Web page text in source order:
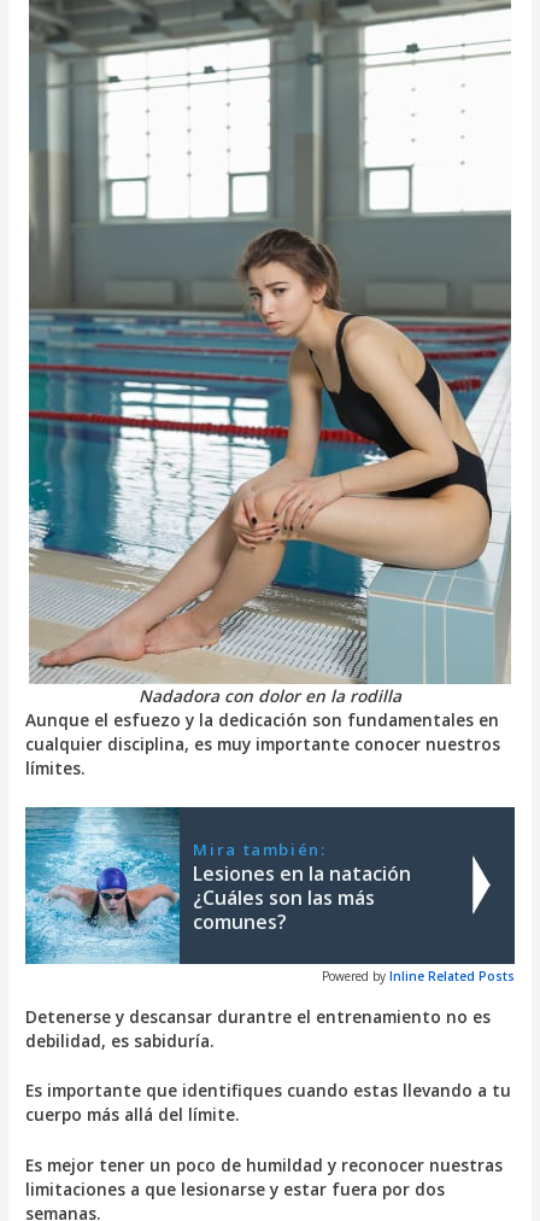
Nadadora con dolor en la rodilla
Aunque el esfuezo y la dedicación son fundamentales en
cualquier disciplina, es muy importante conocer nuestros
límites.
Mira también:
Lesiones en la natación
¿Cuáles son las más
comunes?
Powered by Inline Related Posts
Detenerse y descansar durantre el entrenamiento no es
debilidad, es sabiduría.
Es importante que identifiques cuando estas llevando a tu
cuerpo más allá del límite.
Es mejor tener un poco de humildad y reconocer nuestras
limitaciones a que lesionarse y estar fuera por dos
semanas.